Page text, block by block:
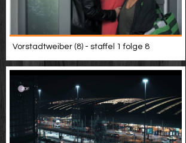
Vorstadtweiber (8) - staffel 1 folge 8